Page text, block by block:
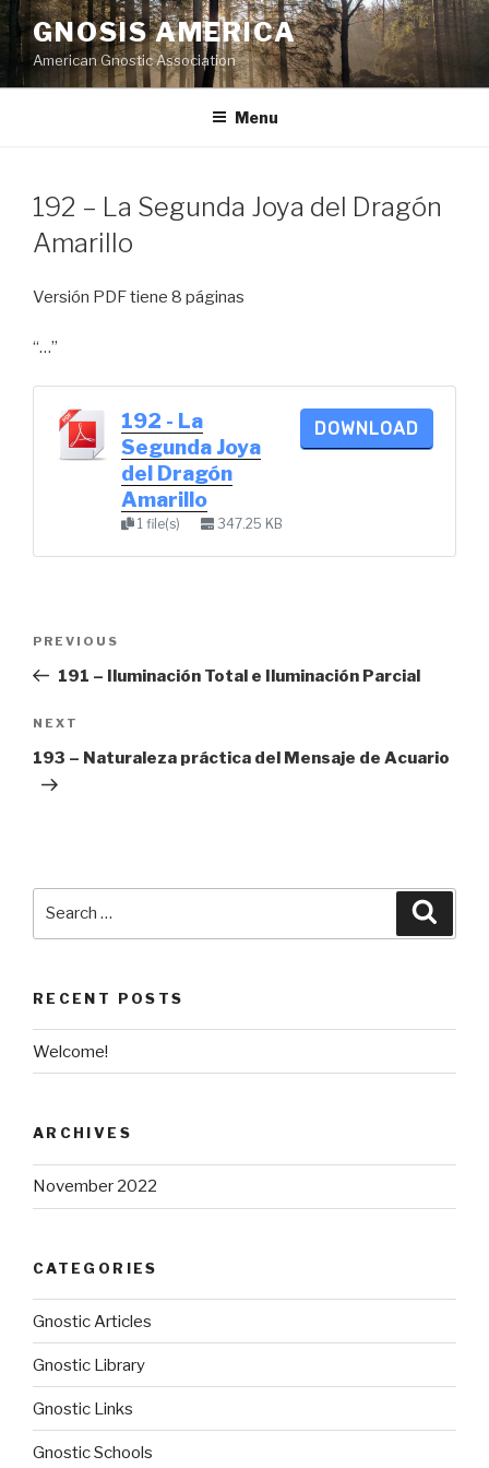
Skip
to
content
GNOSIS AMERICA
American Gnostic Association
Menu
192 – La Segunda Joya del Dragón
Amarillo
Versión PDF tiene 8 páginas
“…”
192 - La
Segunda Joya
del Dragón
Amarillo
1 file(s) 347.25 KB
DOWNLOAD
Previous
Post
PREVIOUS
191 – Iluminación Total e Iluminación Parcial
Next
Post
NEXT
193 – Naturaleza práctica del Mensaje de Acuario
RECENT POSTS
Welcome!
ARCHIVES
November 2022
CATEGORIES
Gnostic Articles
Gnostic Library
Gnostic Links
Gnostic Schools